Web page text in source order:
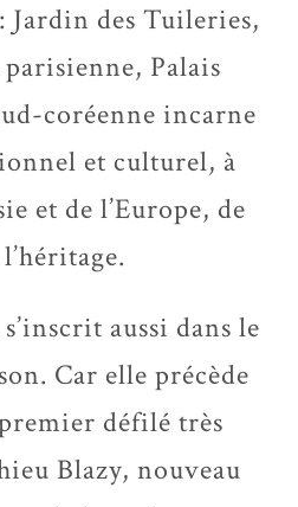
Jardin des Tuileries,
Palais
coréenne incarne
et culturel, à
et de l’Europe, de
aussi dans le
Car elle précède
défilé très
Blazy, nouveau